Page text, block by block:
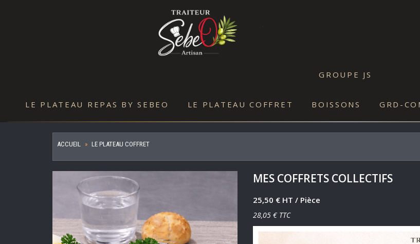
LE PLATEAU REPAS BY SEBEO LE PLATEAU COFFRET BOISSONS GRD-
GROUPE JS
ACCUEIL LE PLATEAU COFFRET
MES COFFRETS COLLECTIFS
25,50 € HT / Pièce
28,05 € TTC